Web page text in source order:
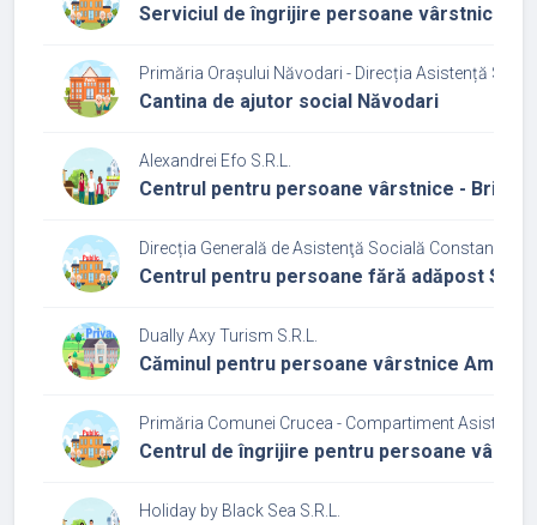
Serviciul de îngrijire persoane vârstnice la
Primăria Orașului Năvodari - Direcția Asistență
Cantina de ajutor social Năvodari
Alexandrei Efo S.R.L.
Centrul pentru persoane vârstnice - Briza
Direcția Generală de Asistenţă Socială Constanța
Centrul pentru persoane fără adăpost
Dually Axy Turism S.R.L.
Căminul pentru persoane vârstnice Amalia
Primăria Comunei Crucea - Compartiment Asistenţă
Centrul de îngrijire pentru persoane
Holiday by Black Sea S.R.L.